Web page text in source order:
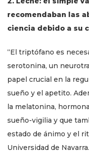
recomendaban las
ciencia debido a su
“El triptófano es
serotonina, un
papel crucial en la
sueño y el apetito.
la melatonina,
sueño-vigilia y que
estado de ánimo y el
Universidad de Navarra.